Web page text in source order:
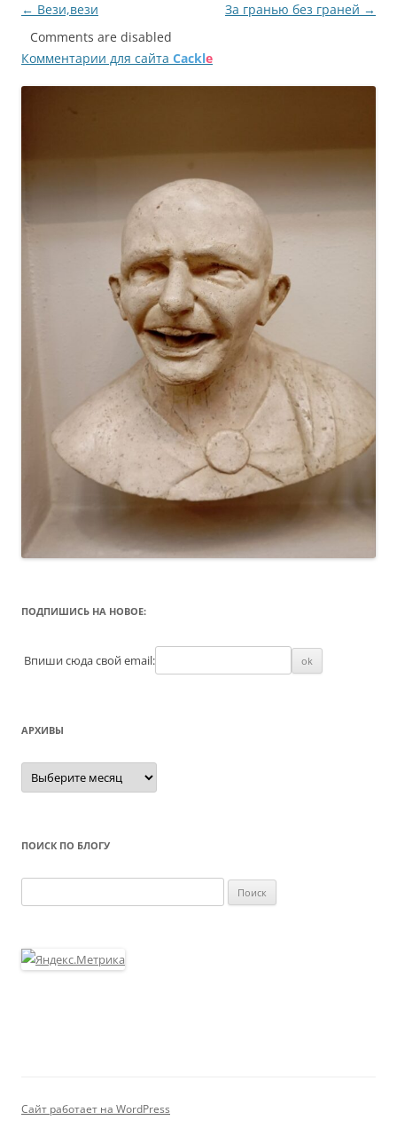
Навигация
по
записям
← Вези,вези За гранью без граней →
Comments are disabled
Комментарии для сайта Cackle
ПОДПИШИСЬ НА НОВОЕ:
Впиши сюда свой email:
АРХИВЫ
Архивы
ПОИСК ПО БЛОГУ
Сайт работает на WordPress